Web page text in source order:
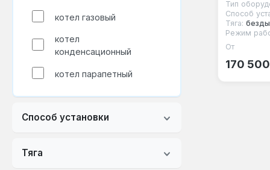
котел газовый
котел
конденсационный
котел парапетный
Способ установки
Тяга
Тип
Способ
Тяга:
Режим
От
170